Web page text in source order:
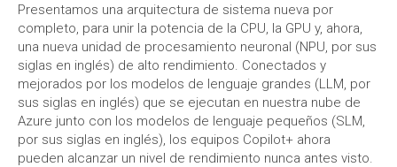
Presentamos una arquitectura de sistema nueva por
completo, para unir la potencia de la CPU, la GPU y, ahora,
una nueva unidad de procesamiento neuronal (NPU, por sus
siglas en inglés) de alto rendimiento. Conectados y
mejorados por los modelos de lenguaje grandes (LLM, por
sus siglas en inglés) que se ejecutan en nuestra nube de
Azure junto con los modelos de lenguaje pequeños (SLM,
por sus siglas en inglés), los equipos Copilot+ ahora
pueden alcanzar un nivel de rendimiento nunca antes visto.